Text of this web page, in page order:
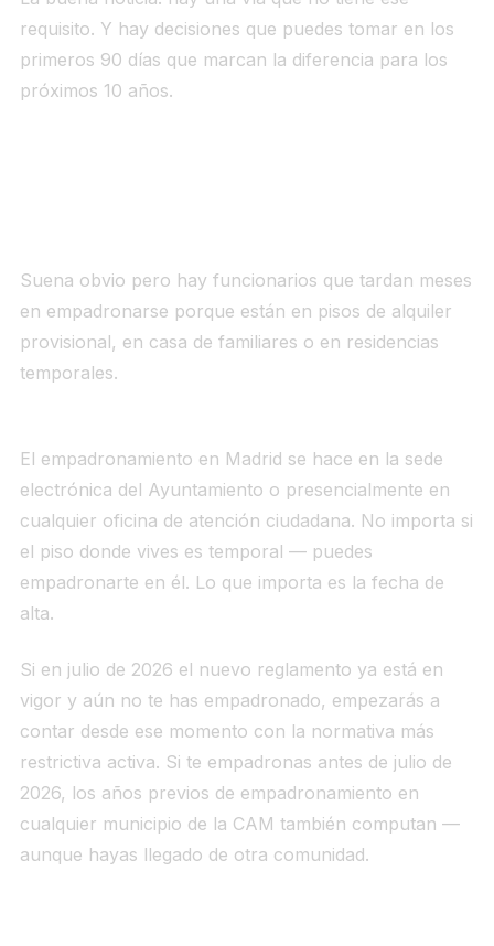
requisito. Y hay decisiones que puedes tomar en los
primeros 90 días que marcan la diferencia para los
próximos 10 años.
Suena obvio pero hay funcionarios que tardan meses
en empadronarse porque están en pisos de alquiler
provisional, en casa de familiares o en residencias
temporales.
El empadronamiento en Madrid se hace en la sede
electrónica del Ayuntamiento o presencialmente en
cualquier oficina de atención ciudadana. No importa si
el piso donde vives es temporal — puedes
empadronarte en él. Lo que importa es la fecha de
alta.
Si en julio de 2026 el nuevo reglamento ya está en
vigor y aún no te has empadronado, empezarás a
contar desde ese momento con la normativa más
restrictiva activa. Si te empadronas antes de julio de
2026, los años previos de empadronamiento en
cualquier municipio de la CAM también computan —
aunque hayas llegado de otra comunidad.